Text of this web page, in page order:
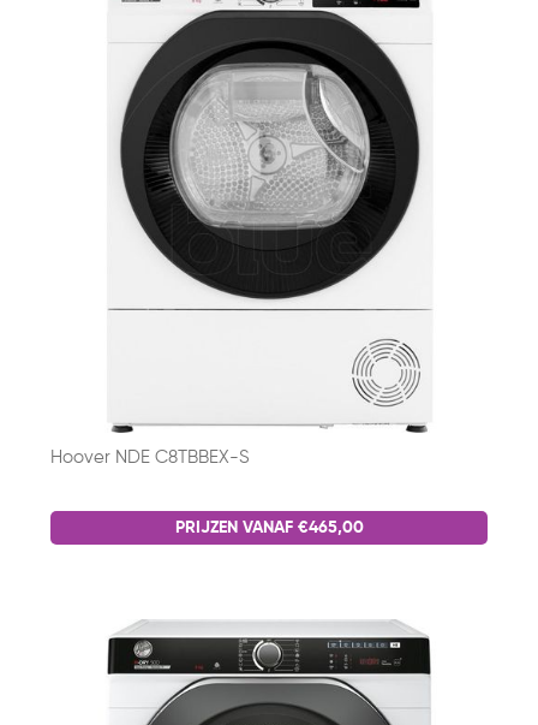
Hoover NDE C8TBBEX-S
PRIJZEN VANAF €465,00